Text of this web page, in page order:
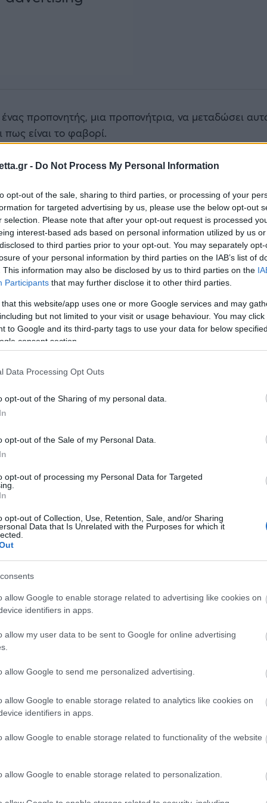
- Do Not Process My Personal Information
opt-out of the sale, sharing to third parties, or processing of your
for targeted advertising by us, please use the below opt-out
selection. Please note that after your opt-out request is processed
interest-based ads based on personal information utilized by us
to third parties prior to your opt-out. You may separately
of your personal information by third parties on the IAB’s list of
This information may also be disclosed by us to third parties on the
Participants that may further disclose it to other third parties.
that this website/app uses one or more Google services and may
but not limited to your visit or usage behaviour. You may
to Google and its third-party tags to use your data for below
consent section.
Data Processing Opt Outs
opt-out of the Sharing of my personal data.
opt-out of the Sale of my Personal Data.
opt-out of processing my Personal Data for Targeted
opt-out of Collection, Use, Retention, Sale, and/or Sharing
Data that Is Unrelated with the Purposes for which it
allow Google to enable storage related to advertising like cookies on
identifiers in apps.
allow my user data to be sent to Google for online advertising
allow Google to send me personalized advertising.
allow Google to enable storage related to analytics like cookies on
identifiers in apps.
allow Google to enable storage related to functionality of the website
allow Google to enable storage related to personalization.
προπονητής, μια προπονήτρια, να μεταδώσει
πως είναι το φαβορί.
σχέση με τους παίκτες. «
Όταν είσαι μέσα στο
καθοδηγείς
» έλεγε στο
με την Ντουναουιβάρος στην Ουγγαρία.
μίνι κορασίδες»
έδωσαν δικαιώματα στις παίκτριες της
5-1 στο πρώτο οκτάλεπτο τελείωσαν τον 2ο τελικό,
νίκησε ξανά την ουγγρική ομάδα με 14-9και με
το δεύτερο Len Trophy της γυναικείας ομάδας
του.
έχω δύο Κύπελλα ως προπονήτρια (γέλια),
αργά χθες το βράδυ στο
πέσει.